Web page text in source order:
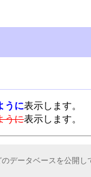
うに表示します。
うに表示します。
データベースを公開